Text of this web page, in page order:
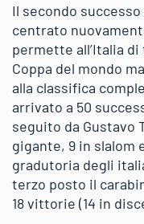
Il secondo
centrato
permette all’Italia
Coppa del mondo
alla classifica
arrivato a 50
seguito da Gustavo
gigante, 9 in slalom
gradutoria degli
terzo posto il
18 vittorie (14 in